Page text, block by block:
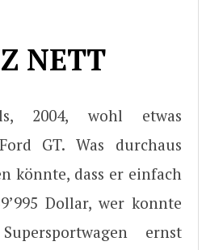
NETT
2004, wohl etwas
GT. Was durchaus
könnte, dass er einfach
Dollar, wer konnte
ernst